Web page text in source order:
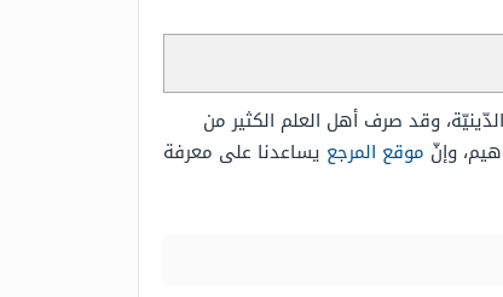
وقد صرف أهل العلم الكثير من
وإنّ موقع المرجع يساعدنا على معرفة